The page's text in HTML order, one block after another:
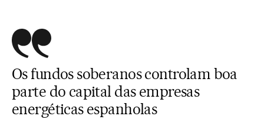
Os fundos soberanos controlam boa
parte do capital das empresas
energéticas espanholas